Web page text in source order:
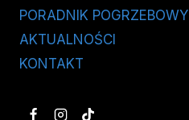
PORADNIK POGRZEBOWY
AKTUALNOŚCI
KONTAKT